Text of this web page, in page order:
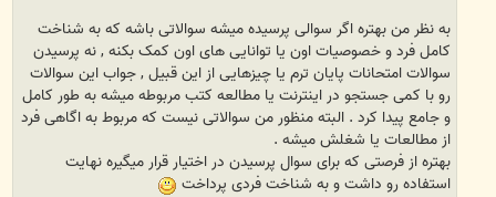
به نظر من بهتره اگر سوالی پرسیده میشه سوالاتی باشه که به شناخت
کامل فرد و خصوصیات اون یا توانایی های اون کمک بکنه , نه پرسیدن
سوالات امتحانات پایان ترم یا چیزهایی از این قبیل , جواب این سوالات
رو با کمی جستجو در اینترنت یا مطالعه کتب مربوطه میشه به طور کامل
و جامع پیدا کرد . البته منظور من سوالاتی نیست که مربوط به اگاهی فرد
از مطالعات یا شغلش میشه .
بهتره از فرصتی که برای سوال پرسیدن در اختیار قرار میگیره نهایت
استفاده رو داشت و به شناخت فردی پرداخت